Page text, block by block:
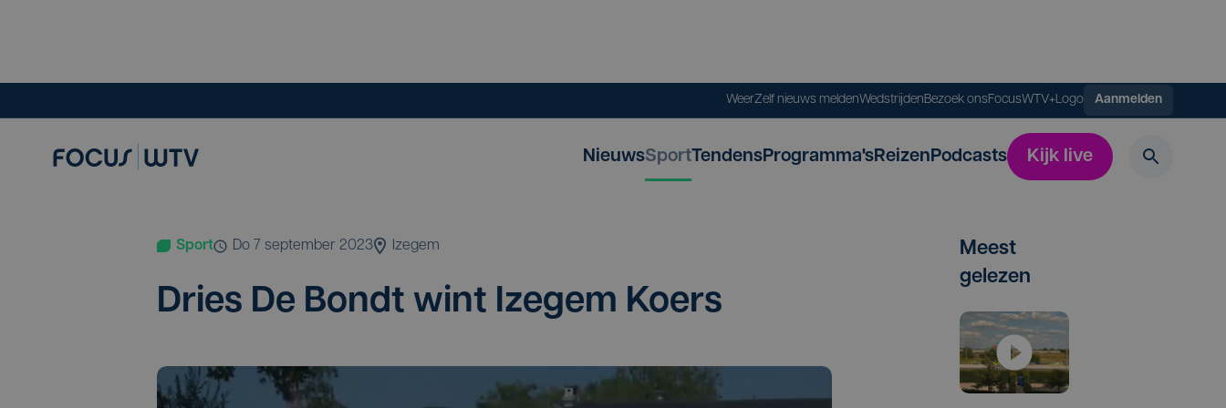
WeerZelf nieuws meldenWedstrijdenBezoek onsFocusWTV+Logo Aanmelden
NieuwsSportTendensProgramma'sReizenPodcasts Kijk live
Sport do 7 september 2023 Izegem
Dries De Bondt wint Ize­gem Koers
Meest
gelezen